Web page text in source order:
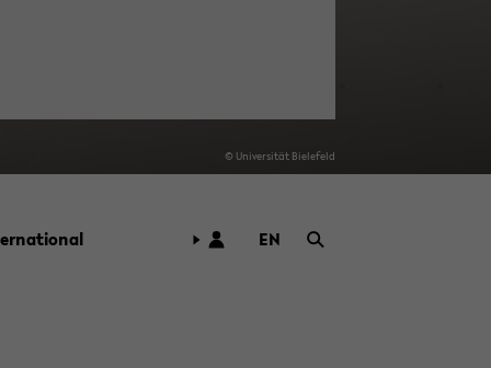
EN
ZUR
© Uni­ver­si­tät Bie­le­feld